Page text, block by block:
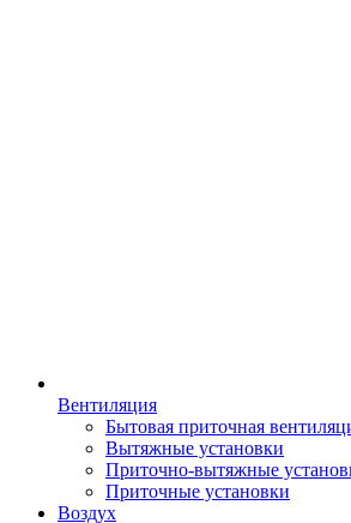
Вентиляция
Бытовая приточная
Вытяжные установки
Приточно-вытяжные
Приточные установки
Воздух